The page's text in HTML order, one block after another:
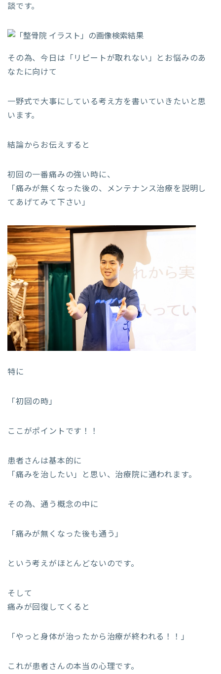
談です。
その為、今日は「リピートが取れない」とお悩みのあ
なたに向けて
一野式で大事にしている考え方を書いていきたいと思
います。
結論からお伝えすると
初回の一番痛みの強い時に、
「痛みが無くなった後の、メンテナンス治療を説明し
てあげてみて下さい」
特に
「初回の時」
ここがポイントです！！
患者さんは基本的に
「痛みを治したい」と思い、治療院に通われます。
その為、通う概念の中に
「痛みが無くなった後も通う」
という考えがほとんどないのです。
そして
痛みが回復してくると
「やっと身体が治ったから治療が終われる！！」
これが患者さんの本当の心理です。